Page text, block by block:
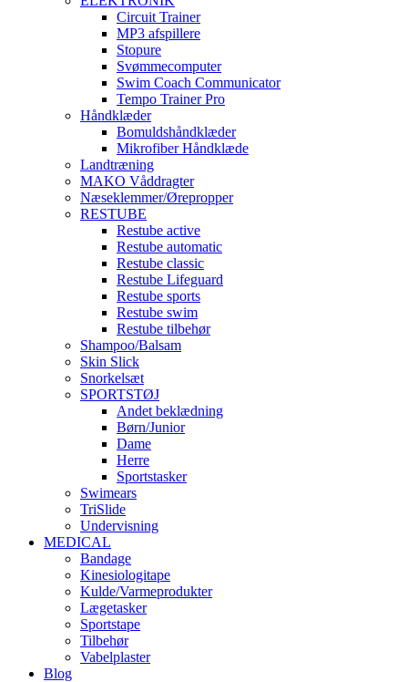
Circuit Trainer
MP3 afspillere
Stopure
Svømmecomputer
Swim Coach Communicator
Tempo Trainer Pro
Håndklæder
Bomuldshåndklæder
Mikrofiber Håndklæde
Landtræning
MAKO Våddragter
Næseklemmer/Ørepropper
RESTUBE
Restube active
Restube automatic
Restube classic
Restube Lifeguard
Restube sports
Restube swim
Restube tilbehør
Shampoo/Balsam
Skin Slick
Snorkelsæt
SPORTSTØJ
Andet beklædning
Børn/Junior
Dame
Herre
Sportstasker
Swimears
TriSlide
Undervisning
MEDICAL
Bandage
Kinesiologitape
Kulde/Varmeprodukter
Lægetasker
Sportstape
Tilbehør
Vabelplaster
Blog